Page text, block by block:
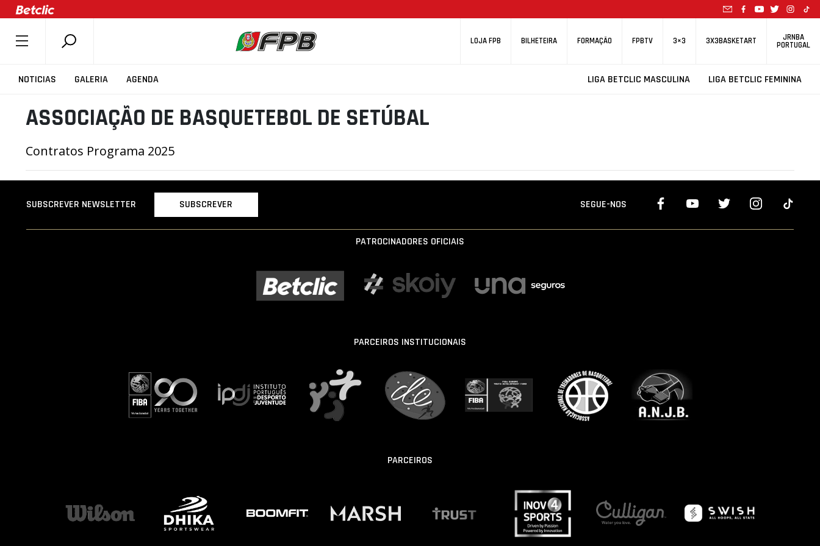
LOJA FPB BILHETEIRA FORMAÇÃO FPBTV 3×3 3X3BASKETART JRNBA
PORTUGAL
NOTICIAS GALERIA AGENDA LIGA BETCLIC MASCULINA LIGA BETCLIC FEMININA
SOBRE A FPB
ÚLTIMAS
ASSOCIAÇÕES
CLUBES
AGENTES
AGENDA
ASSOCIAÇÃO DE BASQUETEBOL DE SETÚBAL
Contratos Programa 2025
SUBSCREVER NEWSLETTER SUBSCREVER SEGUE-NOS
PATROCINADORES OFICIAIS
PARCEIROS INSTITUCIONAIS
PARCEIROS